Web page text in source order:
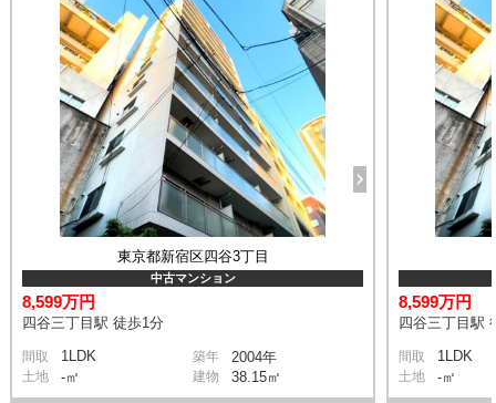
東京都新宿区四谷3丁目
中古マンション
8,599万円
四谷三丁目駅 徒歩1分
間取 1LDK 築年 2004年
土地 -㎡ 建物 38.15㎡
8,599万円
四谷三丁目駅
間取 1LDK
土地 -㎡